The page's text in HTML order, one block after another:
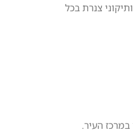
צנרת בכל
במרכז העיר.